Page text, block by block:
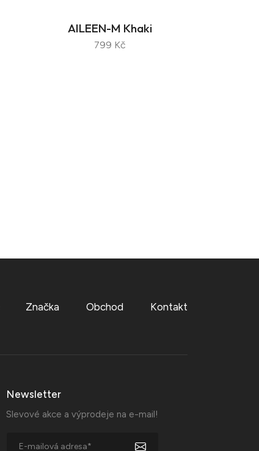
AILEEN-M Khaki
799 Kč
Značka Obchod Kontakt
Newsletter
Slevové akce a výprodeje na e-mail!